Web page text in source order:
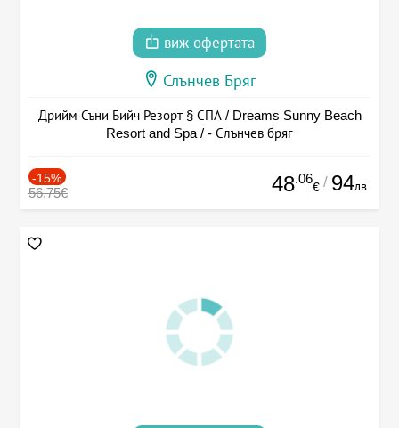
виж офертата
Слънчев Бряг
Дрийм Съни Бийч Резорт § СПА / Dreams Sunny Beach
Resort and Spa / - Слънчев бряг
-15%
56.75€ 48.06
€ / 94лв.